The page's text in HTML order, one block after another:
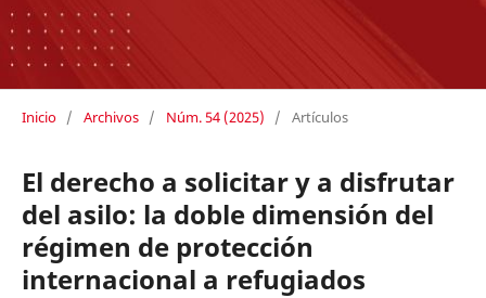
Inicio / Archivos / Núm. 54 (2025) / Artículos
El derecho a solicitar y a disfrutar
del asilo: la doble dimensión del
régimen de protección
internacional a refugiados